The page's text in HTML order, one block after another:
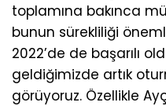
toplamına bakınca
bunun sürekliliği
2022’de de başarılı
geldiğimizde artık
görüyoruz. Özellikle